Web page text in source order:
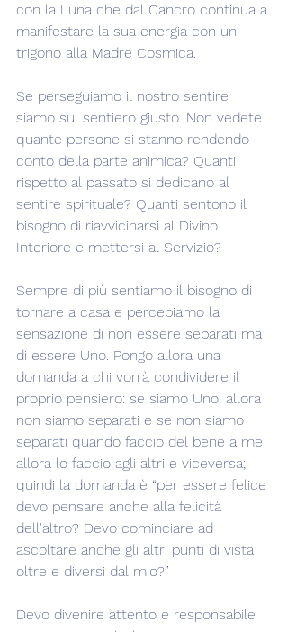
con la Luna che dal Cancro continua a
manifestare la sua energia con un
trigono alla Madre Cosmica.
Se perseguiamo il nostro sentire
siamo sul sentiero giusto. Non vedete
quante persone si stanno rendendo
conto della parte animica? Quanti
rispetto al passato si dedicano al
sentire spirituale? Quanti sentono il
bisogno di riavvicinarsi al Divino
Interiore e mettersi al Servizio?
Sempre di più sentiamo il bisogno di
tornare a casa e percepiamo la
sensazione di non essere separati ma
di essere Uno. Pongo allora una
domanda a chi vorrà condividere il
proprio pensiero: se siamo Uno, allora
non siamo separati e se non siamo
separati quando faccio del bene a me
allora lo faccio agli altri e viceversa;
quindi la domanda è “per essere felice
devo pensare anche alla felicità
dell'altro? Devo cominciare ad
ascoltare anche gli altri punti di vista
oltre e diversi dal mio?”
Devo divenire attento e responsabile